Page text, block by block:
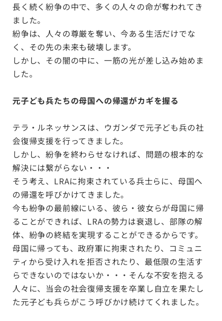
長く続く紛争の中で、多くの人々の命が奪われてき
ました。
紛争は、人々の尊厳を奪い、今ある生活だけでな
く、その先の未来も破壊します。
しかし、その闇の中に、一筋の光が差し込み始めま
した。
元子ども兵たちの母国への帰還がカギを握る
テラ・ルネッサンスは、ウガンダで元子ども兵の社
会復帰支援を行ってきました。
しかし、紛争を終わらせなければ、問題の根本的な
解決には繋がらない・・・
そう考え、LRAに拘束されている兵士らに、母国へ
の帰還を呼びかけてきました。
今も紛争の最前線にいる、彼ら・彼女らが母国に帰
ることができれば、LRAの勢力は衰退し、部隊の解
体、紛争の終結を実現することができるからです。
母国に帰っても、政府軍に拘束されたり、コミュニ
ティから受け入れを拒否されたり、最低限の生活す
らできないのではないか・・・そんな不安を抱える
人々に、当会の社会復帰支援を卒業し自立を果たし
た元子ども兵らがこう呼びかけ続けてくれました。